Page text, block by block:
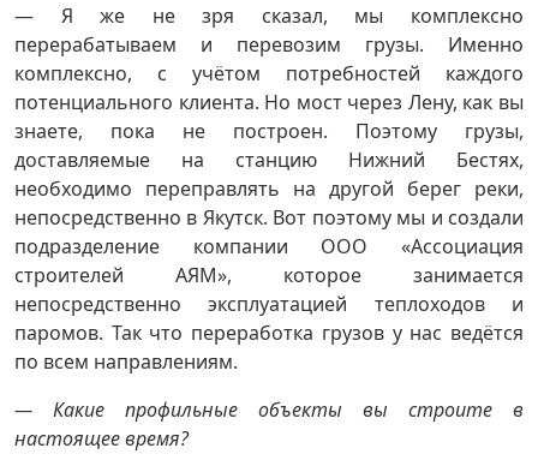
— Я же не зря сказал, мы комплексно
перерабатываем и перевозим грузы. Именно
комплексно, с учётом потребностей каждого
потенциального клиента. Но мост через Лену, как вы
знаете, пока не построен. Поэтому грузы,
доставляемые на станцию Нижний Бестях,
необходимо переправлять на другой берег реки,
непосредственно в Якутск. Вот поэтому мы и создали
подразделение компании ООО «Ассоциация
строителей АЯМ», которое занимается
непосредственно эксплуатацией теплоходов и
паромов. Так что переработка грузов у нас ведётся
по всем направлениям.
— Какие профильные объекты вы строите в
настоящее время?